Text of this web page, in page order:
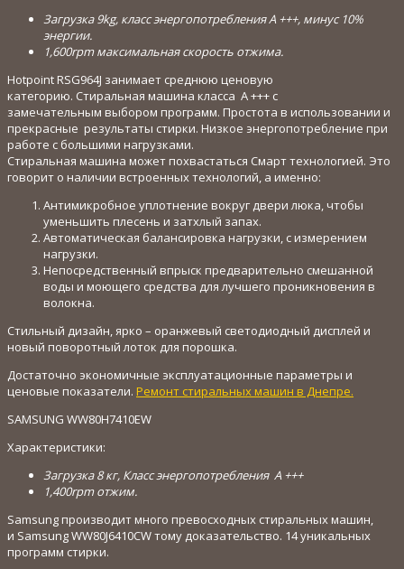
Загрузка 9kg, класс энергопотребления A +++, минус 10%
энергии.
1,600rpm максимальная скорость отжима.
Hotpoint RSG964J занимает среднюю ценовую
категорию. Стиральная машина класса A +++ с
замечательным выбором программ. Простота в использовании и
прекрасные результаты стирки. Низкое энергопотребление при
работе с большими нагрузками.
Стиральная машина может похвастаться Смарт технологией. Это
говорит о наличии встроенных технологий, а именно:
Антимикробное уплотнение вокруг двери люка, чтобы
уменьшить плесень и затхлый запах.
Автоматическая балансировка нагрузки, с измерением
нагрузки.
Непосредственный впрыск предварительно смешанной
воды и моющего средства для лучшего проникновения в
волокна.
Стильный дизайн, ярко – оранжевый светодиодный дисплей и
новый поворотный лоток для порошка.
Достаточно экономичные эксплуатационные параметры и
ценовые показатели. Ремонт стиральных машин в Днепре.
SAMSUNG WW80H7410EW
Характеристики:
Загрузка 8 кг, Класс энергопотребления A +++
1,400rpm отжим.
Samsung производит много превосходных стиральных машин,
и Samsung WW80J6410CW тому доказательство. 14 уникальных
программ стирки.